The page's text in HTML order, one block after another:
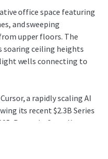
office space featuring
and sweeping
upper floors. The
ceiling heights
wells connecting to
a rapidly scaling AI
its recent $2.3B Series
Recently, SpaceX
by the end of 2026, with a